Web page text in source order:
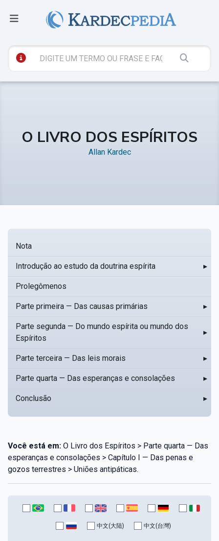
O LIVRO DOS ESPÍRITOS
Allan Kardec
Nota
Introdução ao estudo da doutrina espírita ▸
Prolegômenos
Parte primeira — Das causas primárias ▸
Parte segunda — Do mundo espírita ou mundo dos
Espíritos
▸
Parte terceira — Das leis morais ▸
Parte quarta — Das esperanças e consolações ▸
Conclusão ▸
Você está em: O Livro dos Espíritos > Parte quarta — Das
esperanças e consolações > Capítulo I — Das penas e
gozos terrestres > Uniões antipáticas.
中文(大陆) 中文(台灣)